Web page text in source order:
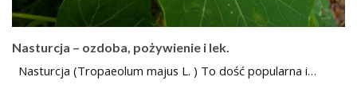
Nasturcja – ozdoba, pożywienie i lek.
Nasturcja (Tropaeolum majus L. ) To dość popularna i…